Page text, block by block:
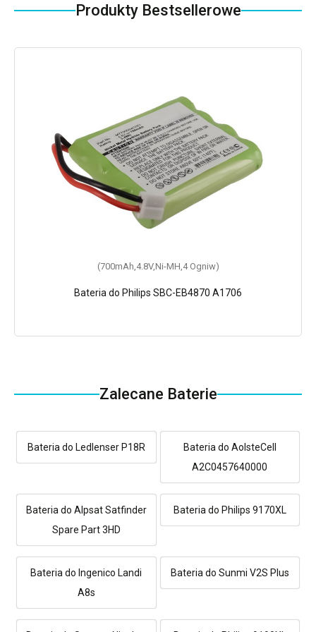
Produkty Bestsellerowe
(700mAh,4.8V,Ni-MH,4 Ogniw)
Bateria do Philips SBC-EB4870 A1706
Zalecane Baterie
Bateria do Ledlenser P18R
Bateria do AolsteCell
A2C0457640000
Bateria do Alpsat Satfinder
Spare Part 3HD
Bateria do Philips 9170XL
Bateria do Ingenico Landi
A8s
Bateria do Sunmi V2S Plus